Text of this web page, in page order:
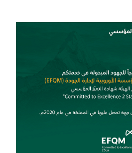
Zakat Customs VAT
Real Estate Transactions